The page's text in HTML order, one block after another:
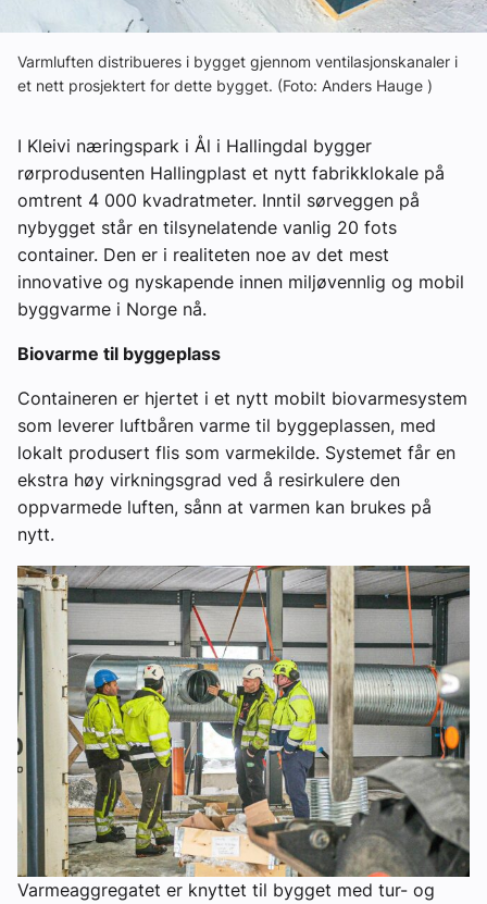
Varmluften distribueres i bygget gjennom ventilasjonskanaler i
et nett prosjektert for dette bygget. (Foto: Anders Hauge )
I Kleivi næringspark i Ål i Hallingdal bygger
rørprodusenten Hallingplast et nytt fabrikklokale på
omtrent 4 000 kvadratmeter. Inntil sørveggen på
nybygget står en tilsynelatende vanlig 20 fots
container. Den er i realiteten noe av det mest
innovative og nyskapende innen miljøvennlig og mobil
byggvarme i Norge nå.
Biovarme til byggeplass
Containeren er hjertet i et nytt mobilt biovarmesystem
som leverer luftbåren varme til byggeplassen, med
lokalt produsert flis som varmekilde. Systemet får en
ekstra høy virkningsgrad ved å resirkulere den
oppvarmede luften, sånn at varmen kan brukes på
nytt.
Varmeaggregatet er knyttet til bygget med tur- og